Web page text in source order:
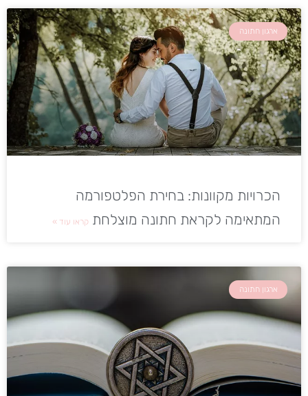
ארגון חתונה
הכרויות מקוונות: בחירת הפלטפורמה
המתאימה לקראת חתונה מוצלחת קראו עוד »
ארגון חתונה